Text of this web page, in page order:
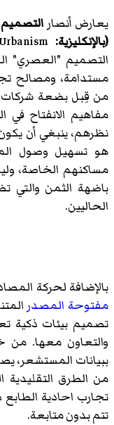
يعارض أنصار
(بالإنكليزية:
التصميم "العصري"
مستدامة، ومصالح
من قِبل بضعة شركات
مفاهيم الانفتاح
نظرهم، ينبغي أن
هو تسهيل وصول
مساكنهم الخاصة،
باضهة الثمن والتي
الحاليين.
بالإضافة لحركة
مفتوحة المصدر
تصميم بيئات ذكية
والتعاون معها. من
ببيانات المستشعر،
من الطرق
تجارب احادية الطابع
تتم بدون متابعة.